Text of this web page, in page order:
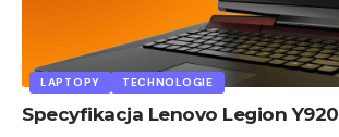
LAPTOPY TECHNOLOGIE
Specyfikacja Lenovo Legion Y920